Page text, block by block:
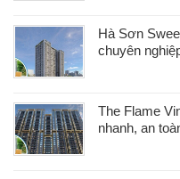
Hà Sơn
chuyên
The Flame
nhanh, an